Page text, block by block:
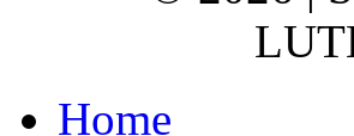
Home